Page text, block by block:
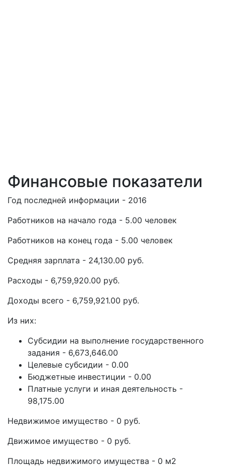
Финансовые показатели
Год последней информации - 2016
Работников на начало года - 5.00 человек
Работников на конец года - 5.00 человек
Средняя зарплата - 24,130.00 руб.
Расходы - 6,759,920.00 руб.
Доходы всего - 6,759,921.00 руб.
Из них:
Субсидии на выполнение государственного
задания - 6,673,646.00
Целевые субсидии - 0.00
Бюджетные инвестиции - 0.00
Платные услуги и иная деятельность -
98,175.00
Недвижимое имущество - 0 руб.
Движимое имущество - 0 руб.
Площадь недвижимого имущества - 0 м2